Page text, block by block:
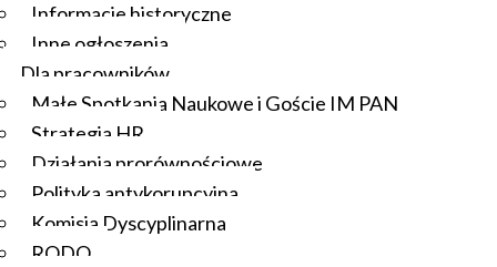
Informacje historyczne
Inne ogłoszenia
Dla pracowników
Małe Spotkania Naukowe i Goście IM PAN
Strategia HR
Działania prorównościowe
Polityka antykorupcyjna
Komisja Dyscyplinarna
RODO